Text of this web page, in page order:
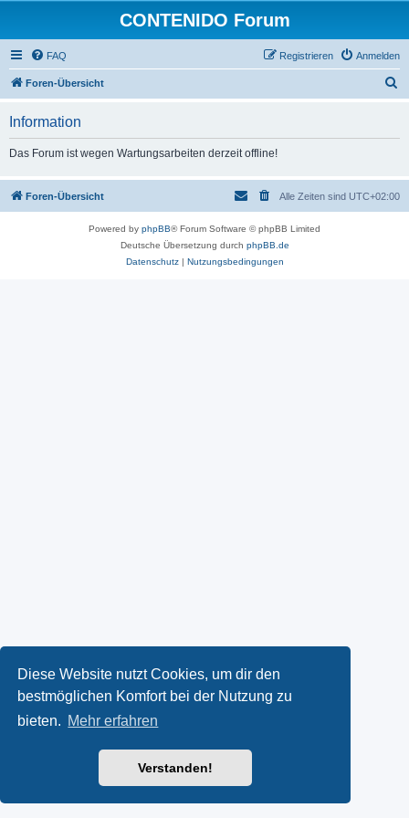
Diese Website nutzt Cookies, um dir den
bestmöglichen Komfort bei der Nutzung zu
bieten. Mehr erfahren
Verstanden!
CONTENIDO Forum
FAQ Anmelden
Registrieren
Foren-Übersicht
Information
Das Forum ist wegen Wartungsarbeiten derzeit offline!
Foren-Übersicht Alle Zeiten sind UTC+02:00
Powered by phpBB® Forum Software © phpBB Limited
Deutsche Übersetzung durch phpBB.de
Datenschutz| Nutzungsbedingungen